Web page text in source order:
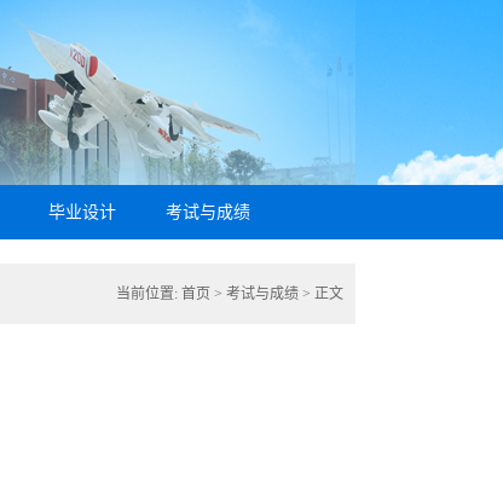
毕业设计 考试与成绩
当前位置: 首页 > 考试与成绩 > 正文